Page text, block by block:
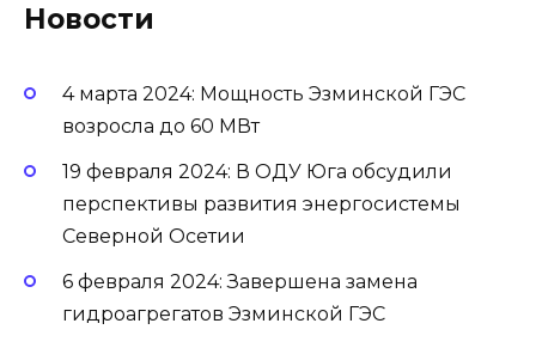
Новости
4 марта 2024: Мощность Эзминской ГЭС
возросла до 60 МВт
19 февраля 2024: В ОДУ Юга обсудили
перспективы развития энергосистемы
Северной Осетии
6 февраля 2024: Завершена замена
гидроагрегатов Эзминской ГЭС